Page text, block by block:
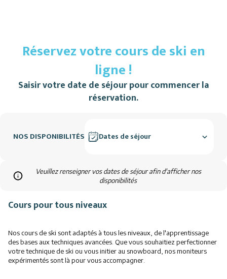
Réservez votre cours de ski en
ligne !
Saisir votre date de séjour pour commencer la
réservation.
NOS DISPONIBILITÉS Dates de séjour
Veuillez renseigner vos dates de séjour afin d'afficher nos
disponibilités
Cours pour tous niveaux
Nos cours de ski sont adaptés à tous les niveaux, de l'apprentissage
des bases aux techniques avancées. Que vous souhaitiez perfectionner
votre technique de ski ou vous initier au snowboard, nos moniteurs
expérimentés sont là pour vous accompagner.